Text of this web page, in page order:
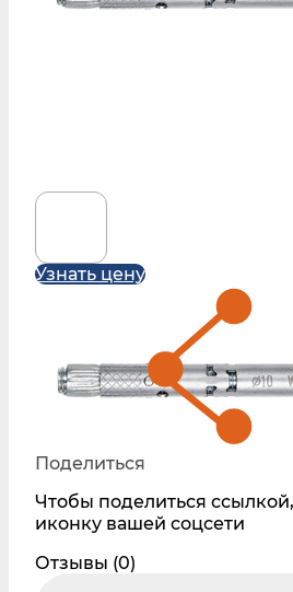
Узнать цену
Поделиться
Чтобы поделиться
иконку вашей соцсети
Отзывы (0)